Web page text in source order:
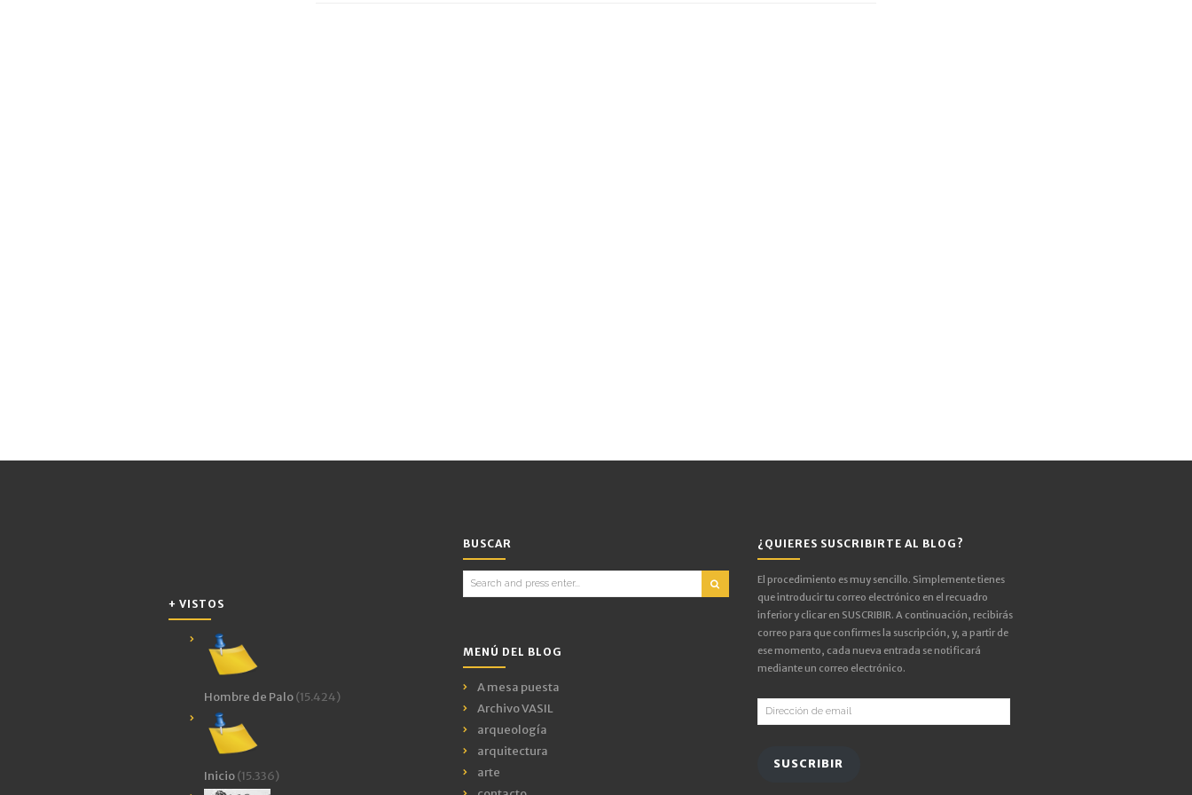
+ VISTOS
Hombre de Palo(15.424)
Inicio(15.336)
BUSCAR
Search
for:
MENÚ DEL BLOG
A mesa puesta
Archivo VASIL
arqueología
arquitectura
arte
¿QUIERES SUSCRIBIRTE AL BLOG?
El procedimiento es muy sencillo. Simplemente tienes
que introducir tu correo electrónico en el recuadro
inferior y clicar en SUSCRIBIR. A continuación, recibirás
correo para que confirmes la suscripción, y, a partir de
ese momento, cada nueva entrada se notificará
mediante un correo electrónico.
Dirección
de
SUSCRIBIR